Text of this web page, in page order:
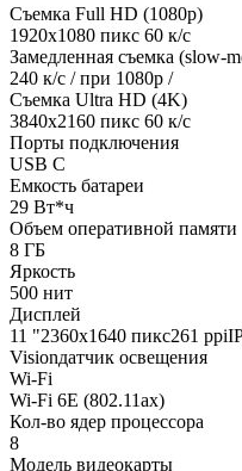
Съемка Full HD (1080p)
1920х1080 пикс 60 к/с
Замедленная съемка (slow-
240 к/с / при 1080р /
Съемка Ultra HD (4K)
3840х2160 пикс 60 к/с
Порты подключения
USB C
Емкость батареи
29 Вт*ч
Объем оперативной памяти
8 ГБ
Яркость
500 нит
Дисплей
11 "2360х1640 пикс261
Visionдатчик освещения
Wi-Fi
Wi-Fi 6E (802.11ax)
Кол-во ядер процессора
8
Модель видеокарты